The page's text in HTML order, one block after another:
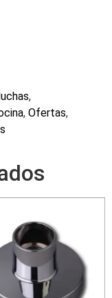
,
, Ofertas,